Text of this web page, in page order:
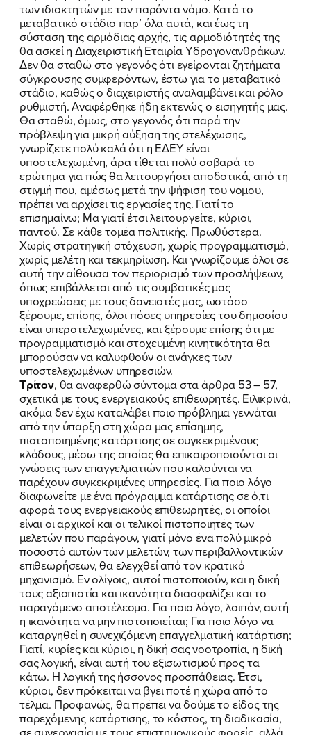
FB IN TW YT LN VB TIKTOK
των ιδιοκτητών µε τον παρόντα νόµο. Κατά το
μεταβατικό στάδιο παρ’ όλα αυτά, και έως τη
σύσταση της αρμόδιας αρχής, τις αρμοδιότητές της
θα ασκεί η Διαχειριστική Εταιρία Υδρογονανθράκων.
Δεν θα σταθώ στο γεγονός ότι εγείρονται ζητήματα
σύγκρουσης συμφερόντων, έστω για το μεταβατικό
στάδιο, καθώς ο διαχειριστής αναλαμβάνει και ρόλο
ρυθμιστή. Αναφέρθηκε ήδη εκτενώς ο εισηγητής μας.
Θα σταθώ, όμως, στο γεγονός ότι παρά την
πρόβλεψη για μικρή αύξηση της στελέχωσης,
γνωρίζετε πολύ καλά ότι η ΕΔΕΥ είναι
υποστελεχωμένη, άρα τίθεται πολύ σοβαρά το
ερώτημα για πώς θα λειτουργήσει αποδοτικά, από τη
στιγμή που, αμέσως μετά την ψήφιση του νομου,
πρέπει να αρχίσει τις εργασίες της. Γιατί το
επισημαίνω; Μα γιατί έτσι λειτουργείτε, κύριοι,
παντού. Σε κάθε τομέα πολιτικής. Πρωθύστερα.
Χωρίς στρατηγική στόχευση, χωρίς προγραμματισμό,
χωρίς μελέτη και τεκμηρίωση. Και γνωρίζουμε όλοι σε
αυτή την αίθουσα τον περιορισμό των προσλήψεων,
όπως επιβάλλεται από τις συμβατικές μας
υποχρεώσεις με τους δανειστές μας, ωστόσο
ξέρουμε, επίσης, όλοι πόσες υπηρεσίες του δημοσίου
είναι υπερστελεχωμένες, και ξέρουμε επίσης ότι με
προγραμματισμό και στοχευμένη κινητικότητα θα
μπορούσαν να καλυφθούν οι ανάγκες των
υποστελεχωμένων υπηρεσιών.
Τρίτον, θα αναφερθώ σύντομα στα άρθρα 53 – 57,
σχετικά με τους ενεργειακούς επιθεωρητές. Ειλικρινά,
ακόμα δεν έχω καταλάβει ποιο πρόβλημα γεννάται
από την ύπαρξη στη χώρα μας επίσημης,
πιστοποιημένης κατάρτισης σε συγκεκριμένους
κλάδους, μέσω της οποίας θα επικαιροποιούνται οι
γνώσεις των επαγγελματιών που καλούνται να
παρέχουν συγκεκριμένες υπηρεσίες. Για ποιο λόγο
διαφωνείτε με ένα πρόγραμμα κατάρτισης σε ό,τι
αφορά τους ενεργειακούς επιθεωρητές, οι οποίοι
είναι οι αρχικοί και οι τελικοί πιστοποιητές των
μελετών που παράγουν, γιατί μόνο ένα πολύ μικρό
ποσοστό αυτών των μελετών, των περιβαλλοντικών
επιθεωρήσεων, θα ελεγχθεί από τον κρατικό
μηχανισμό. Εν ολίγοις, αυτοί πιστοποιούν, και η δική
τους αξιοπιστία και ικανότητα διασφαλίζει και το
παραγόμενο αποτέλεσμα. Για ποιο λόγο, λοιπόν, αυτή
η ικανότητα να μην πιστοποιείται; Για ποιο λόγο να
καταργηθεί η συνεχιζόμενη επαγγελματική κατάρτιση;
Γιατί, κυρίες και κύριοι, η δική σας νοοτροπία, η δική
σας λογική, είναι αυτή του εξισωτισμού προς τα
κάτω. Η λογική της ήσσονος προσπάθειας. Έτσι,
κύριοι, δεν πρόκειται να βγει ποτέ η χώρα από το
τέλμα. Προφανώς, θα πρέπει να δούμε το είδος της
παρεχόμενης κατάρτισης, το κόστος, τη διαδικασία,
σε συνεργασία με τους επιστημονικούς φορείς, αλλά